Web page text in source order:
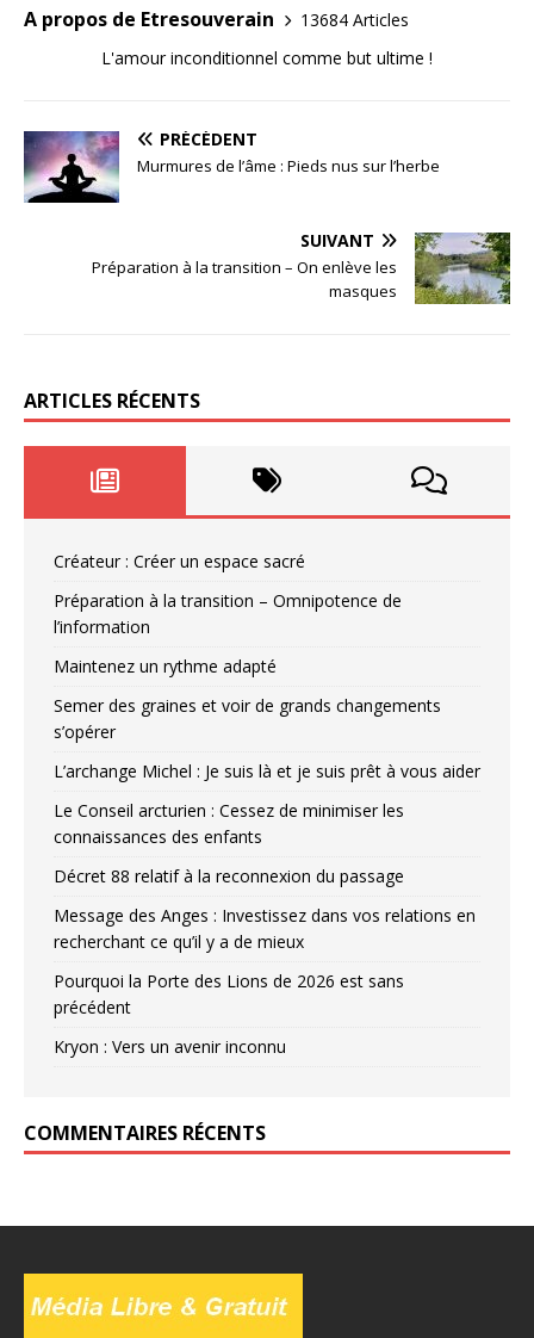
A propos de Etresouverain
13684 Articles
L'amour inconditionnel comme but ultime !
PRÉCÉDENT
Murmures de l’âme : Pieds nus sur l’herbe
SUIVANT
Préparation à la transition – On enlève les
masques
ARTICLES RÉCENTS
Créateur : Créer un espace sacré
Préparation à la transition – Omnipotence de
l’information
Maintenez un rythme adapté
Semer des graines et voir de grands changements
s’opérer
L’archange Michel : Je suis là et je suis prêt à vous aider
Le Conseil arcturien : Cessez de minimiser les
connaissances des enfants
Décret 88 relatif à la reconnexion du passage
Message des Anges : Investissez dans vos relations en
recherchant ce qu’il y a de mieux
Pourquoi la Porte des Lions de 2026 est sans
précédent
Kryon : Vers un avenir inconnu
COMMENTAIRES RÉCENTS